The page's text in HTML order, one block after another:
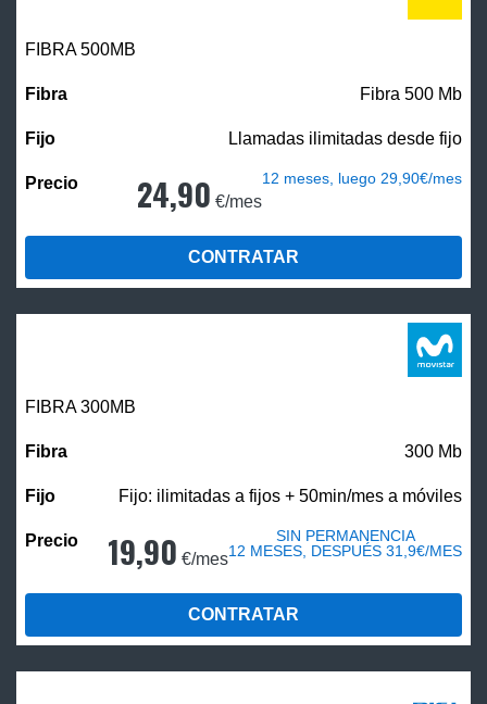
FIBRA500MB
Fibra 500 Mb
Llamadas ilimitadas desde fijo
24,90 €/mes
12 meses, luego 29,90€/mes
CONTRATAR
FIBRA 300MB
300 Mb
Fijo: ilimitadas a fijos + 50min/mes a móviles
19,90 €/mes
SIN PERMANENCIA
12 MESES, DESPUÉS 31,9€/MES
CONTRATAR